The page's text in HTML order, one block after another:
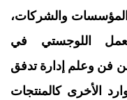
والشركات،
اللوجستي في
فن وعلم إدارة تدفق
الأخرى كالمنتجات